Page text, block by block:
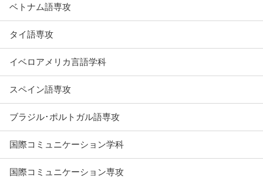
ベトナム語専攻
タイ語専攻
イベロアメリカ言語学科
スペイン語専攻
ブラジル･ポルトガル語専攻
国際コミュニケーション学科
国際コミュニケーション専攻